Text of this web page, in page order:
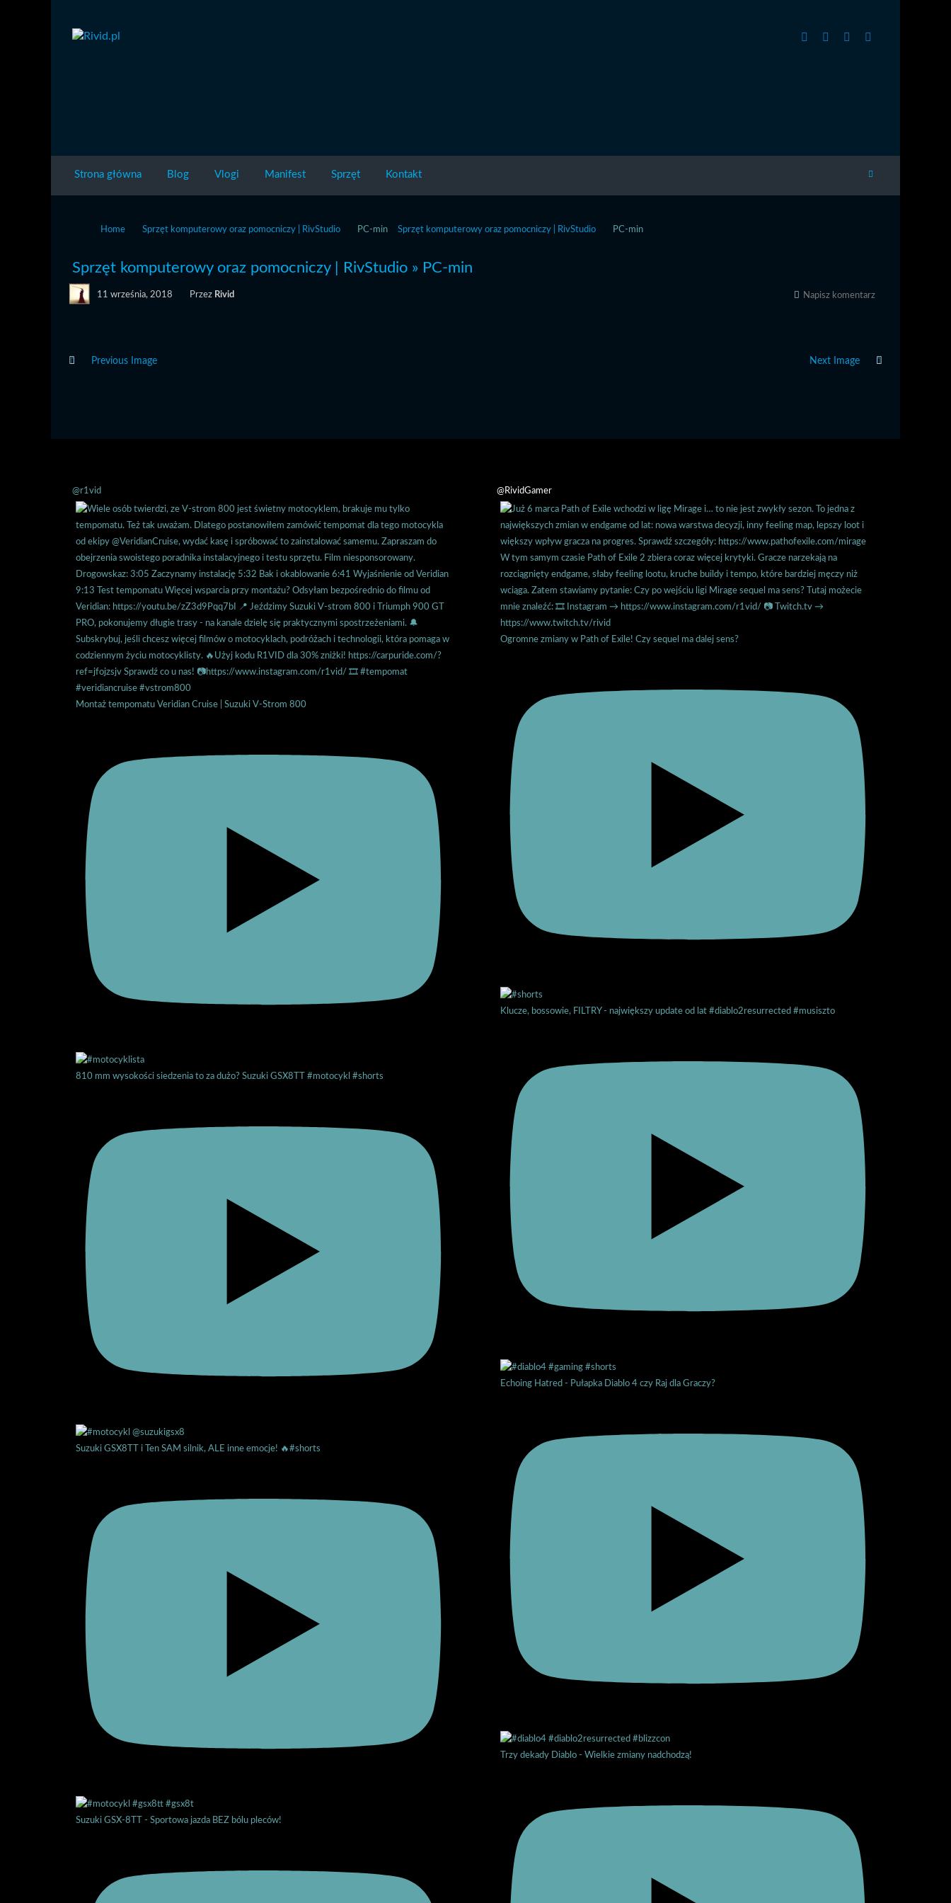
Strona główna Blog Vlogi Manifest Sprzęt Kontakt
Home Sprzęt komputerowy oraz pomocniczy | RivStudio PC-min Sprzęt komputerowy oraz pomocniczy | RivStudio PC-min
Sprzęt komputerowy oraz pomocniczy | RivStudio » PC-min
11 września, 2018 Napisz komentarz
Przez Rivid
Previous Image Next Image
@r1vid
Montaż tempomatu Veridian Cruise | Suzuki V-Strom 800
810 mm wysokości siedzenia to za dużo? Suzuki GSX8TT #motocykl #shorts
Suzuki GSX8TT i Ten SAM silnik, ALE inne emocje! 🔥#shorts
Suzuki GSX-8TT - Sportowa jazda BEZ bólu pleców!
@RividGamer
Ogromne zmiany w Path of Exile! Czy sequel ma dalej sens?
Klucze, bossowie, FILTRY - największy update od lat #diablo2resurrected #musiszto
Echoing Hatred - Pułapka Diablo 4 czy Raj dla Graczy?
Trzy dekady Diablo - Wielkie zmiany nadchodzą!